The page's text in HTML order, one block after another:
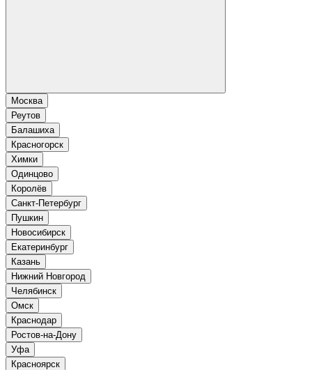
Москва
Реутов
Балашиха
Красногорск
Химки
Одинцово
Королёв
Санкт-Петербург
Пушкин
Новосибирск
Екатеринбург
Казань
Нижний Новгород
Челябинск
Омск
Краснодар
Ростов-на-Дону
Уфа
Красноярск